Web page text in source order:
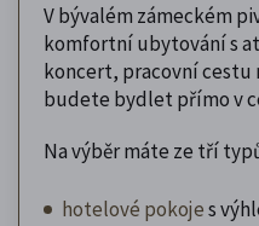
V bývalém zámeckém
komfortní ubytování s
koncert, pracovní
budete bydlet přímo v
Na výběr máte ze tří
hotelové pokojes